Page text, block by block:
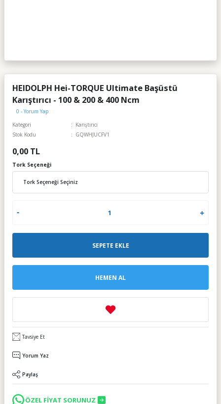
HEIDOLPH Hei-TORQUE Ultimate Başüstü
Karıştırıcı - 100 & 200 & 400 Ncm
0 - Yorum Yap
Kategori
Karıştırıcı
Stok Kodu
GQWHJUCFV1
0,00 TL
Tork Seçeneği
SEPETE EKLE
HEMEN AL
Tavsiye Et
Yorum Yaz
Paylaş
ÖZEL FİYAT SORUNUZ